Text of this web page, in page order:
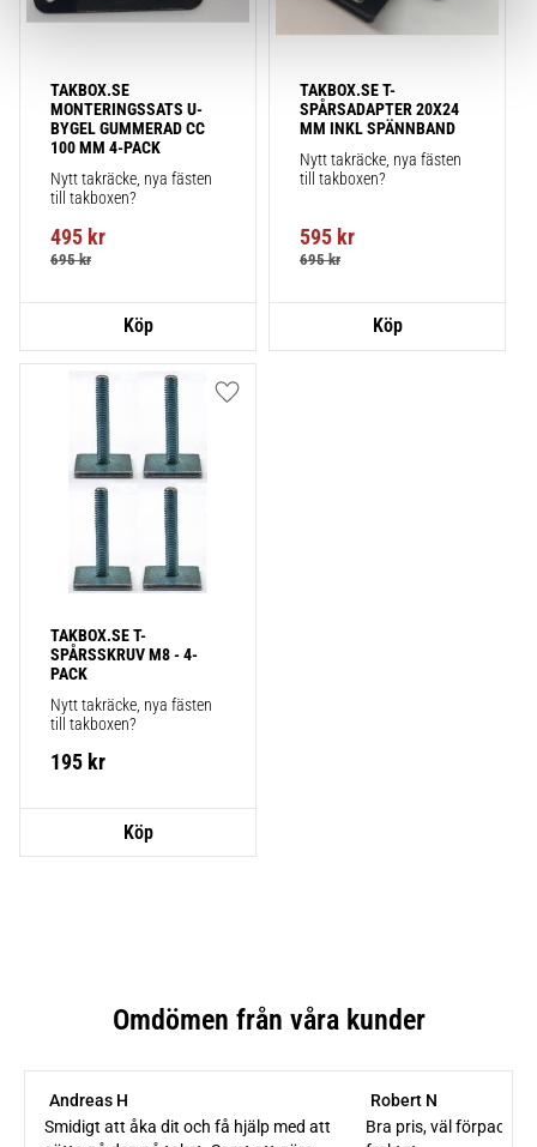
TAKBOX.SE
MONTERINGSSATS U-
BYGEL GUMMERAD CC
100 MM 4-PACK
Nytt takräcke, nya fästen
till takboxen?
495 kr
695kr
TAKBOX.SE T-
SPÅRSADAPTER 20X24
MM INKL SPÄNNBAND
Nytt takräcke, nya fästen
till takboxen?
595 kr
695kr
TAKBOX.SE T-
SPÅRSSKRUV M8 - 4-
PACK
Nytt takräcke, nya fästen
till takboxen?
195 kr
Lägg till i favoriter